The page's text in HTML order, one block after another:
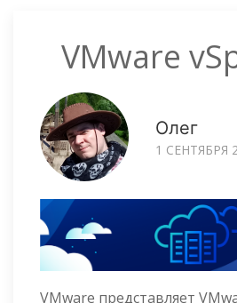
VMware
Олег
1 СЕНТЯБРЯ
VMware представляет